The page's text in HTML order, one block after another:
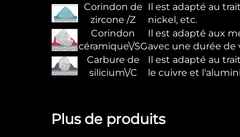
Corindon de
zircone /Z
Il est adapté au
nickel, etc.
Corindon
céramique\/SG
Il est adapté aux
avec une durée de
Carbure de
silicium\/C
Il est adapté au
le cuivre et
Plus de produits